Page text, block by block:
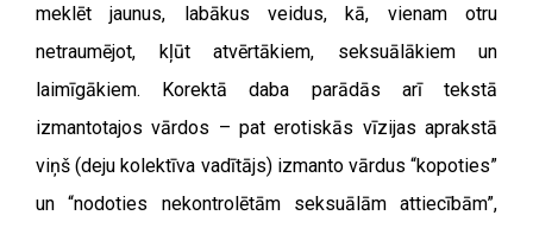
meklēt jaunus, labākus veidus, kā, vienam otru
netraumējot, kļūt atvērtākiem, seksuālākiem un
laimīgākiem. Korektā daba parādās arī tekstā
izmantotajos vārdos – pat erotiskās vīzijas aprakstā
viņš (deju kolektīva vadītājs) izmanto vārdus “kopoties”
un “nodoties nekontrolētām seksuālām attiecībām”,